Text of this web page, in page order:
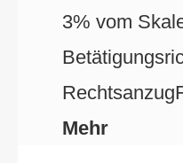
3% vom
Mehr